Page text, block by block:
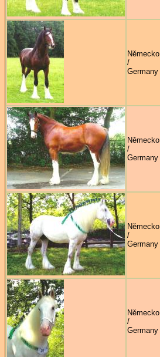
Německo
/
Germany
Německo
/
Germany
Německo
/
Germany
Německo
/
Germany